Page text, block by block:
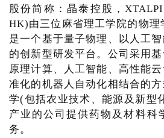
股份简称：晶泰控股，
HK)由三位麻省理工学院的物理
是一个基于量子物理、以人工
的创新型研发平台。公司采用
原理计算、人工智能、高性能
准化的机器人自动化相结合的
学(包括农业技术、能源及新型
产业的公司提供药物及材料科
务。